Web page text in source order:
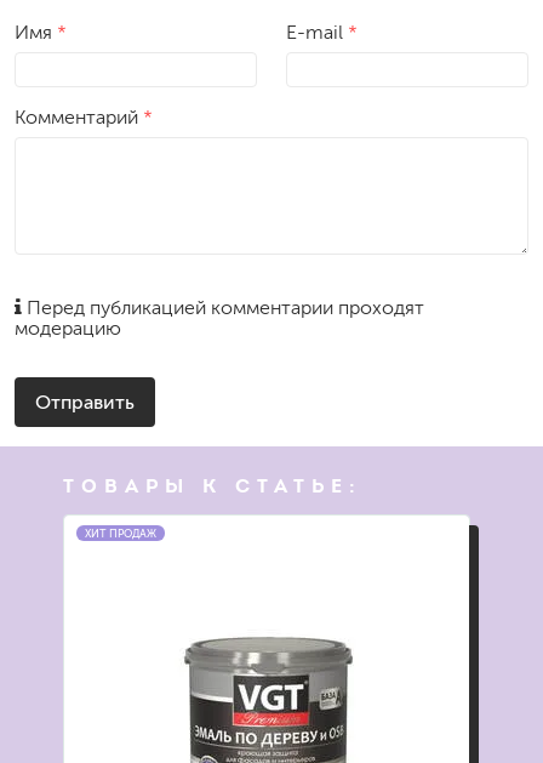
Имя * E-mail *
Комментарий *
Перед публикацией комментарии проходят
модерацию
Отправить
ТОВАРЫ К СТАТЬЕ:
ХИТ ПРОДАЖ